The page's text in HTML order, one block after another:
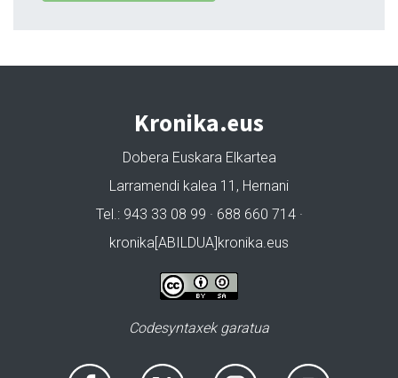
Kronika.eus
Dobera Euskara Elkartea
Larramendi kalea 11, Hernani
Tel.: 943 33 08 99 · 688 660 714 ·
kronika[ABILDUA]kronika.eus
Codesyntaxek garatua